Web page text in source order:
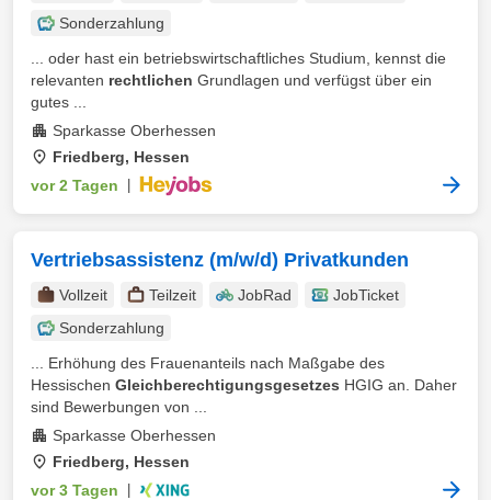
Sonderzahlung
... oder hast ein betriebswirtschaftliches Studium, kennst die
relevanten rechtlichen Grundlagen und verfügst über ein
gutes ...
Sparkasse Oberhessen
Friedberg, Hessen
vor 2 Tagen
Vertriebsassistenz (m/w/d) Privatkunden
Vollzeit Teilzeit JobRad
JobTicket
Sonderzahlung
... Erhöhung des Frauenanteils nach Maßgabe des
Hessischen Gleichberechtigungsgesetzes HGIG an. Daher
sind Bewerbungen von ...
Sparkasse Oberhessen
Friedberg, Hessen
vor 3 Tagen